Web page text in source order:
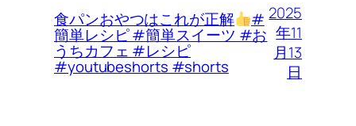
食パンおやつはこれが正解 #
簡単レシピ #簡単スイーツ #お
うちカフェ #レシピ
#youtubeshorts #shorts
2025
年11
月13
日